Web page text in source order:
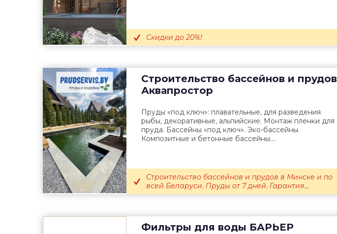
Скидки до 20%!
Строительство бассейнов и прудов
Аквапростор
Пруды «под ключ»: плавательные, для разведения
рыбы, декоративные, альпийские. Монтаж пленки для
пруда. Бассейны «под ключ». Эко-бассейны.
Композитные и бетонные бассейны....
Строительство бассейнов и прудов в Минске и по
всей Беларуси. Пруды от 7 дней. Гарантия...
Фильтры для воды БАРЬЕР